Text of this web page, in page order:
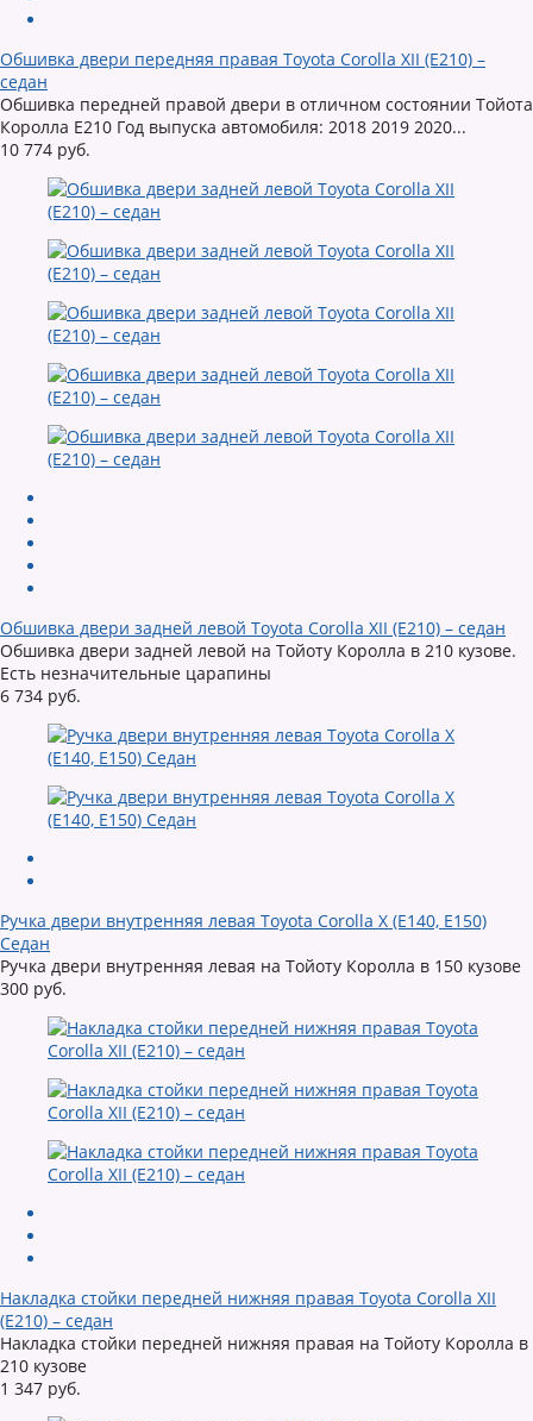
Обшивка двери передняя правая Toyota Corolla XII (E210) –
седан
Обшивка передней правой двери в отличном состоянии Тойота
Королла Е210 Год выпуска автомобиля: 2018 2019 2020...
10 774 руб.
Обшивка двери задней левой Toyota Corolla XII (E210) – седан
Обшивка двери задней левой на Тойоту Королла в 210 кузове.
Есть незначительные царапины
6 734 руб.
Ручка двери внутренняя левая Toyota Corolla X (E140, E150)
Седан
Ручка двери внутренняя левая на Тойоту Королла в 150 кузове
300 руб.
Накладка стойки передней нижняя правая Toyota Corolla XII
(E210) – седан
Накладка стойки передней нижняя правая на Тойоту Королла в
210 кузове
1 347 руб.